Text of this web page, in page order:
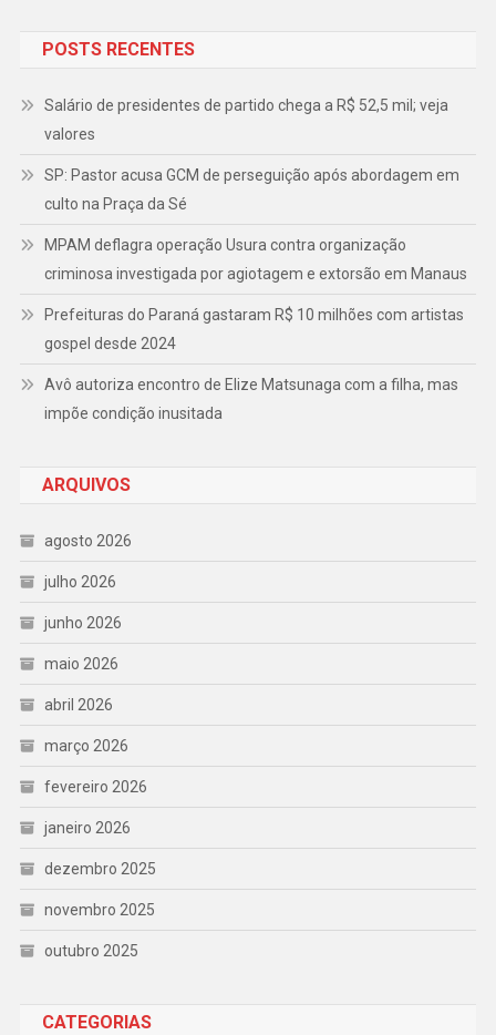
POSTS RECENTES
Salário de presidentes de partido chega a R$ 52,5 mil; veja
valores
SP: Pastor acusa GCM de perseguição após abordagem em
culto na Praça da Sé
MPAM deflagra operação Usura contra organização
criminosa investigada por agiotagem e extorsão em Manaus
Prefeituras do Paraná gastaram R$ 10 milhões com artistas
gospel desde 2024
Avô autoriza encontro de Elize Matsunaga com a filha, mas
impõe condição inusitada
ARQUIVOS
agosto 2026
julho 2026
junho 2026
maio 2026
abril 2026
março 2026
fevereiro 2026
janeiro 2026
dezembro 2025
novembro 2025
outubro 2025
CATEGORIAS